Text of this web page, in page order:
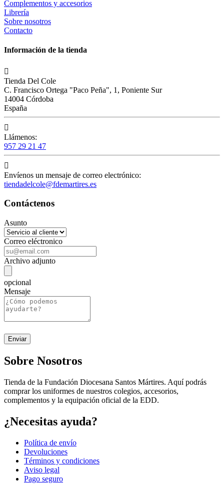
Complementos y accesorios
Librería
Sobre nosotros
Contacto
Información de la tienda

Tienda Del Cole
C. Francisco Ortega "Paco Peña", 1, Poniente Sur
14004 Córdoba
España

Llámenos:
957 29 21 47

Envíenos un mensaje de correo electrónico:
tiendadelcole@fdemartires.es
Contáctenos
Asunto
Correo eléctronico
Archivo adjunto
opcional
Mensaje
Sobre Nosotros
Tienda de la Fundación Diocesana Santos Mártires. Aquí podrás
comprar los uniformes de nuestros colegios, accesorios,
complementos y la equipación oficial de la EDD.
¿Necesitas ayuda?
Política de envío
Devoluciones
Términos y condiciones
Aviso legal
Pago seguro